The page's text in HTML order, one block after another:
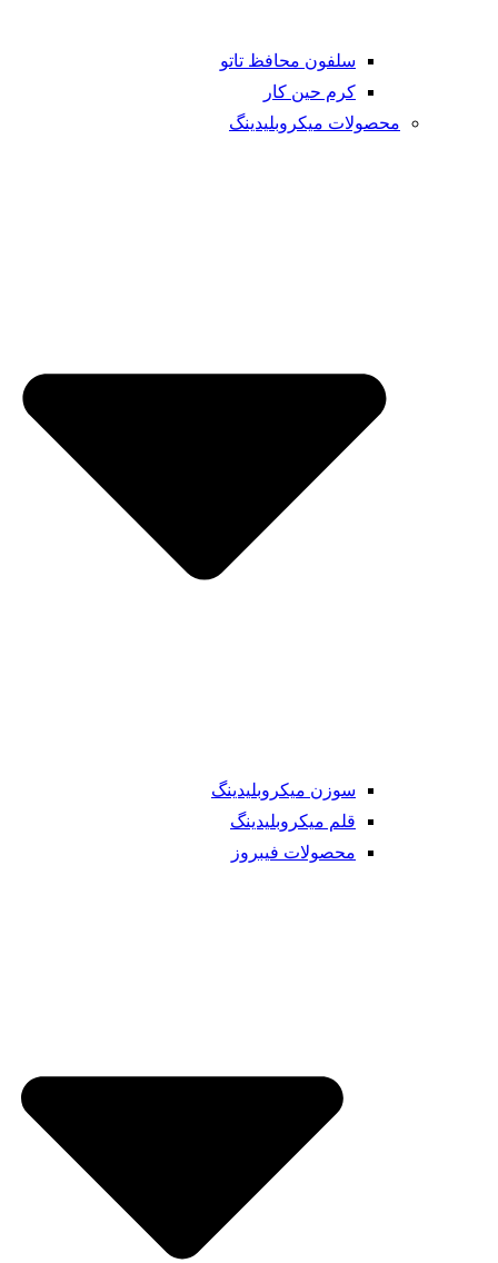
سلفون محافظ تاتو
کرم حین کار
محصولات میکروبلیدینگ
سوزن میکروبلیدینگ
قلم میکروبلیدینگ
محصولات فیبروز